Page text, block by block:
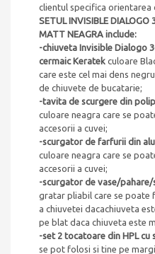
clientul specifica orientarea
SETULINVISIBLE DIALOGO
MATT NEAGRA include:
-chiuveta Invisible Dialogo
cermaic Keratek culoare
care este cel mai dens
de chiuvete de bucatarie;
-tavita de scurgere din
culoare neagra care se
accesorii a cuvei;
-scurgator de farfurii din
culoare neagra care se
accesorii a cuvei;
-scurgator de vase/
gratar pliabil care se poate
a chiuvetei dacachiuveta
pe blat daca chiuveta este
-set 2 tocatoare din HPL
se pot folosi si tine pe